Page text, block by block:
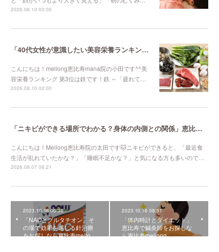
2026.08.10 03:00
「40代女性が意識したい美容栄養ランキング 第3位」不妊鍼灸と妊活鍼灸が得意のmeilong
こんにちは！meilong恵比寿mana院の小田です^^美
容栄養ランキング 第3位は鉄です！鉄 ～「疲れて…
2026.08.10 02:00
「ニキビができる場所でわかる？身体の内側との関係」恵比寿で口コミNo 1美容鍼灸ならmeilong
こんにちは！Meilong恵比寿院の太田です🐱ニキビができると、「最近食
生活が乱れていたかな？」「睡眠不足かな？」と気になる方も多いので…
2026.08.07 06:21
2023.10.18 06:30
「NACとグルタチオン」そ
の場で効果を感じる針治療
をお探しなら恵比寿meilo…
2023.10.16 08:51
「体内時計とダイエット」
恵比寿で鍼灸師をお探しな
ら恵比寿meilong